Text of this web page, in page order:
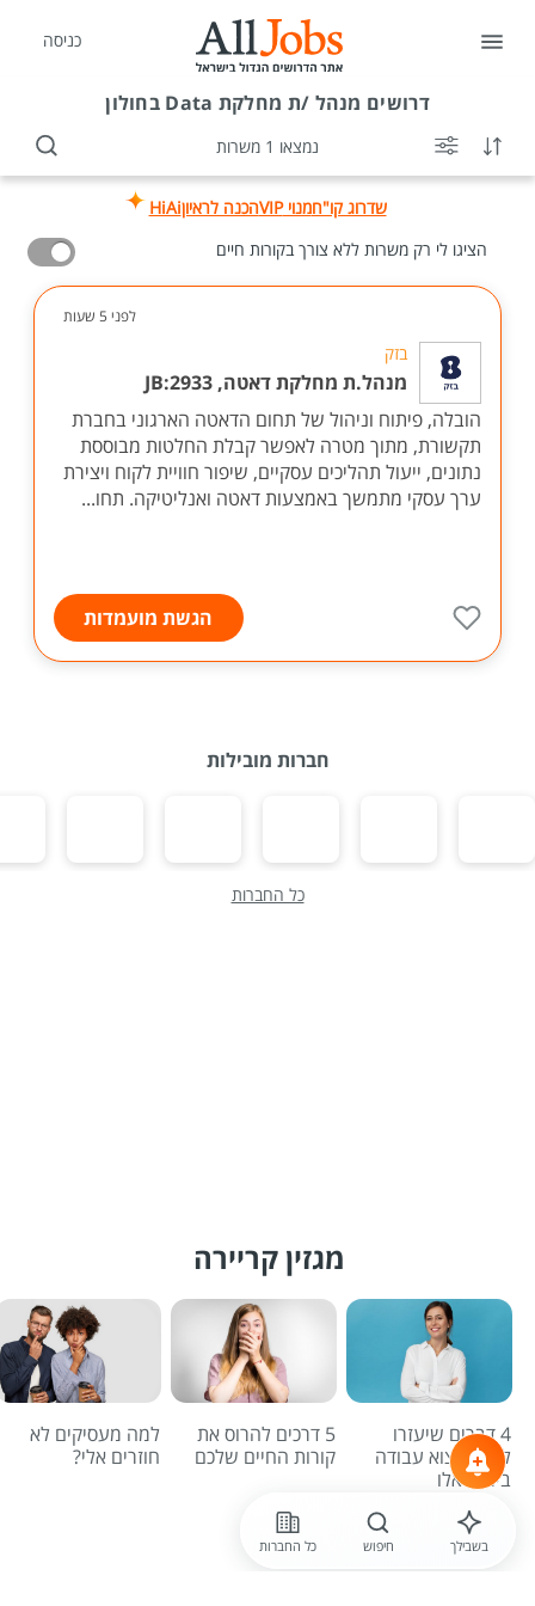
כניסה
דרושים מנהל /ת מחלקת Data בחולון
נמצאו 1 משרות
שדרוג קו"חמנוי VIP הכנה לראיוןHiAi
הציגו לי רק משרות ללא צורך בקורות חיים
לפני 5 שעות
בזק
מנהל.ת מחלקת דאטה, JB:2933
הובלה, פיתוח וניהול של תחום הדאטה הארגוני בחברת
תקשורת, מתוך מטרה לאפשר קבלת החלטות מבוססת
נתונים, ייעול תהליכים עסקיים, שיפור חוויית לקוח ויצירת
ערך עסקי מתמשך באמצעות דאטה ואנליטיקה. תחו...
הגשת מועמדות
חברות מובילות
כל החברות
מגזין קריירה
4 דברים שיעזרו
לכם למצוא עבודה
בימים אלו
5 דרכים להרוס את
קורות החיים שלכם
למה מעסיקים לא
חוזרים אלי?
לכל הכתבות
בשבילך חיפוש כל החברות